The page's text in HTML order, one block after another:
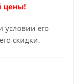
цены!
условии его
скидки.